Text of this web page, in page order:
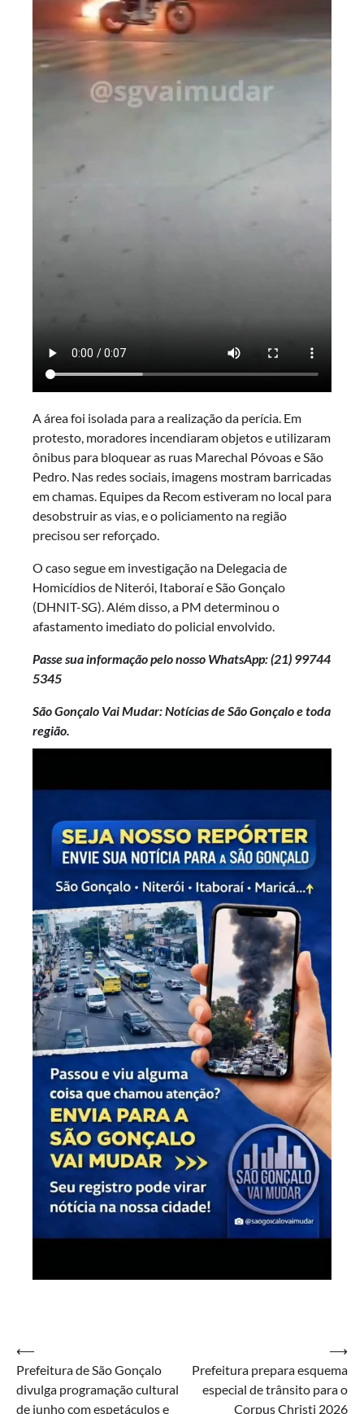
A área foi isolada para a realização da perícia. Em
protesto, moradores incendiaram objetos e utilizaram
ônibus para bloquear as ruas Marechal Póvoas e São
Pedro. Nas redes sociais, imagens mostram barricadas
em chamas. Equipes da Recom estiveram no local para
desobstruir as vias, e o policiamento na região
precisou ser reforçado.
O caso segue em investigação na Delegacia de
Homicídios de Niterói, Itaboraí e São Gonçalo
(DHNIT-SG). Além disso, a PM determinou o
afastamento imediato do policial envolvido.
Passe sua informação pelo nosso WhatsApp: (21) 99744
5345
São Gonçalo Vai Mudar: Notícias de São Gonçalo e toda
região.
Navegação
de
Post
⟵
Prefeitura de São Gonçalo
divulga programação cultural
de junho com espetáculos e
Prefeitura prepara esquema
especial de trânsito para o
Corpus Christi 2026
⟶